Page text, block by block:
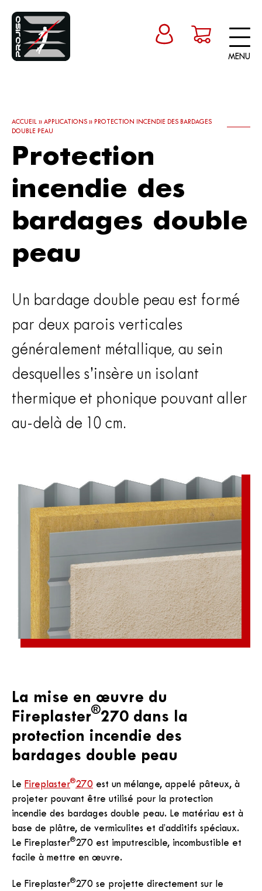
MENU
ACCUEIL » APPLICATIONS » PROTECTION INCENDIE DES BARDAGES
DOUBLE PEAU
Protection
incendie des
bardages double
peau
Un bardage double peau est formé
par deux parois verticales
généralement métallique, au sein
desquelles s’insère un isolant
thermique et phonique pouvant aller
au-delà de 10 cm.
La mise en œuvre du
Fireplaster®270 dans la
protection incendie des
bardages double peau
Le Fireplaster®270 est un mélange, appelé pâteux, à
projeter pouvant être utilisé pour la protection
incendie des bardages double peau. Le matériau est à
base de plâtre, de vermiculites et d’additifs spéciaux.
Le Fireplaster®270 est imputrescible, incombustible et
facile à mettre en œuvre.
Le Fireplaster®270 se projette directement sur le